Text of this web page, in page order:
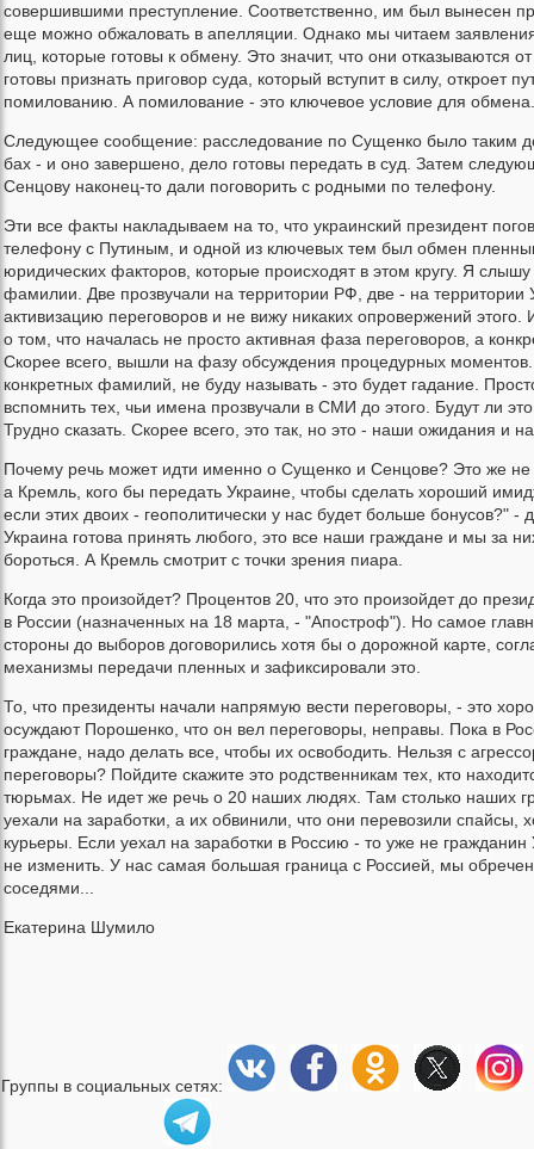
совершившими преступление. Соответственно, им был вынесен
еще можно обжаловать в апелляции. Однако мы читаем заявления
лиц, которые готовы к обмену. Это значит, что они отказываются
готовы признать приговор суда, который вступит в силу, откроет
помилованию. А помилование - это ключевое условие для обмена.
Следующее сообщение: расследование по Сущенко было таким
бах - и оно завершено, дело готовы передать в суд. Затем
Сенцову наконец-то дали поговорить с родными по телефону.
Эти все факты накладываем на то, что украинский президент
телефону с Путиным, и одной из ключевых тем был обмен
юридических факторов, которые происходят в этом кругу. Я
фамилии. Две прозвучали на территории РФ, две - на территории
активизацию переговоров и не вижу никаких опровержений этого.
о том, что началась не просто активная фаза переговоров, а
Скорее всего, вышли на фазу обсуждения процедурных моментов.
конкретных фамилий, не буду называть - это будет гадание.
вспомнить тех, чьи имена прозвучали в СМИ до этого. Будут ли
Трудно сказать. Скорее всего, это так, но это - наши ожидания и
Почему речь может идти именно о Сущенко и Сенцове? Это же
а Кремль, кого бы передать Украине, чтобы сделать хороший
если этих двоих - геополитически у нас будет больше бонусов?" -
Украина готова принять любого, это все наши граждане и мы за
бороться. А Кремль смотрит с точки зрения пиара.
Когда это произойдет? Процентов 20, что это произойдет до
в России (назначенных на 18 марта, - "Апостроф"). Но самое
стороны до выборов договорились хотя бы о дорожной карте,
механизмы передачи пленных и зафиксировали это.
То, что президенты начали напрямую вести переговоры, - это
осуждают Порошенко, что он вел переговоры, неправы. Пока в
граждане, надо делать все, чтобы их освободить. Нельзя с
переговоры? Пойдите скажите это родственникам тех, кто
тюрьмах. Не идет же речь о 20 наших людях. Там столько наших
уехали на заработки, а их обвинили, что они перевозили спайсы,
курьеры. Если уехал на заработки в Россию - то уже не гражданин
не изменить. У нас самая большая граница с Россией, мы
соседями...
Екатерина Шумило
Группы в социальных сетях: